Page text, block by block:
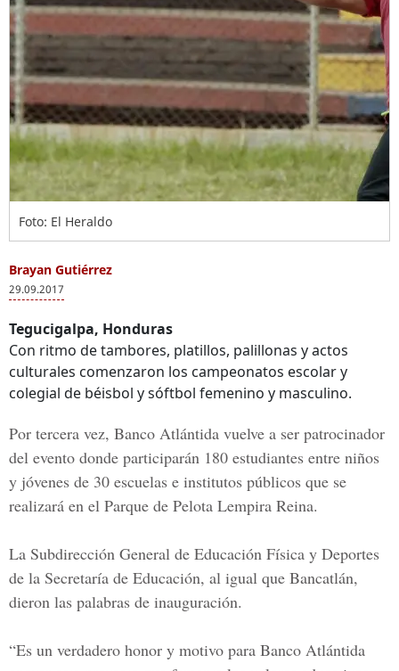
Foto: El Heraldo
Brayan Gutiérrez
29.09.2017
Tegucigalpa, Honduras
Con ritmo de tambores, platillos, palillonas y actos
culturales comenzaron los campeonatos escolar y
colegial de béisbol y sóftbol femenino y masculino.
Por tercera vez, Banco Atlántida vuelve a ser patrocinador
del evento donde participarán 180 estudiantes entre niños
y jóvenes de 30 escuelas e institutos públicos que se
realizará en el Parque de Pelota Lempira Reina.
La Subdirección General de Educación Física y Deportes
de la Secretaría de Educación, al igual que Bancatlán,
dieron las palabras de inauguración.
“Es un verdadero honor y motivo para Banco Atlántida